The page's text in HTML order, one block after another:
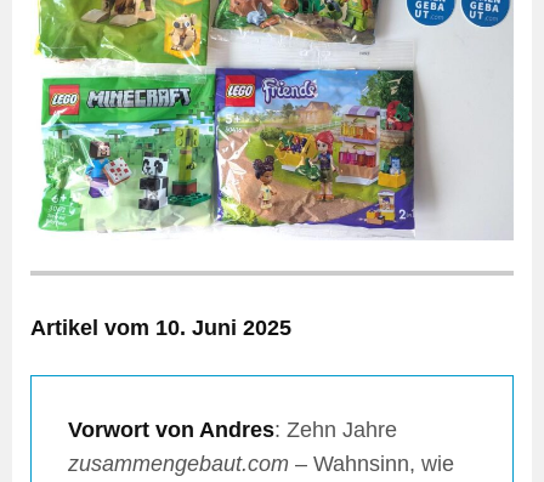
Artikel vom 10. Juni 2025
Vorwort von Andres: Zehn Jahre
zusammengebaut.com – Wahnsinn, wie